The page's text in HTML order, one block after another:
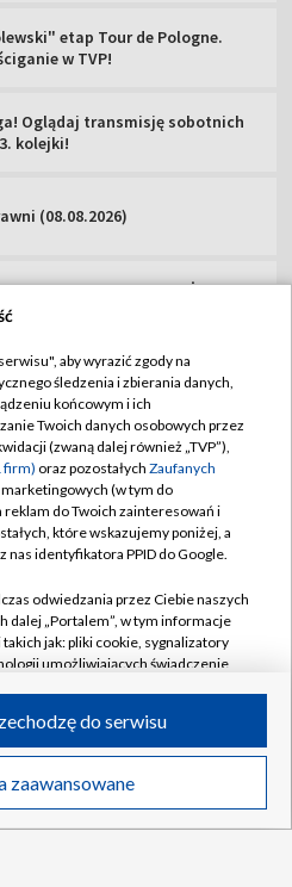
Wideo
– Resovia [NA ŻYWO].
Targ – Hutnik Kraków [NA
TVP
TVP
TVP
Reklamy
Handlowa
w TVP
Programowa
przetargowe
Telewizyjna
informacji TVP
TVP
prywatności
zgody
reklamy
Kanały
Spółka Akcyjna w likwidacji
aby wyrazić zgody na
śledzenia i zbierania danych,
końcowym i ich
Twoich danych osobowych przez
(zwaną dalej również „TVP”),
firm) oraz pozostałych Zaufanych
marketingowych (w tym do
do Twoich zainteresowań i
które wskazujemy poniżej, a
nas identyfikatora PPID do Google.
odwiedzania przez Ciebie naszych
dalej „Portalem”, w tym informacje
jak: pliki cookie, sygnalizatory
umożliwiających świadczenie
odwiedzania przez Ciebie
takie jak adresy IP, identyfikatory
zaawansowane
do serwisu